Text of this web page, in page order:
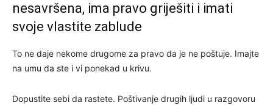
nesavršena, ima pravo griješiti i imati
svoje vlastite zablude
To ne daje nekome drugome za pravo da je ne poštuje. Imajte
na umu da ste i vi ponekad u krivu.
Dopustite sebi da rastete. Poštivanje drugih ljudi u razgovoru